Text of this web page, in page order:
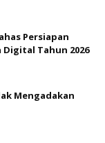
Persiapan
Tahun 2026
Mengadakan